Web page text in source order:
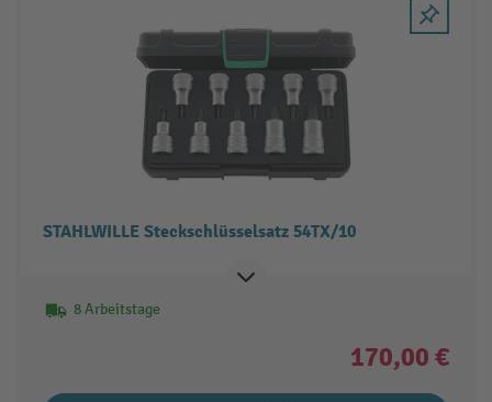
STAHLWILLE Steckschlüsselsatz 54TX/10
8 Arbeitstage
170,00 €